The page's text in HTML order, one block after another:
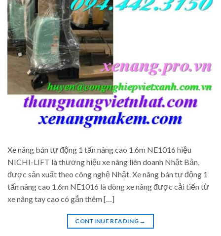
Xe nâng bán tự động 1 tấn nâng cao 1.6m NE1016 hiệu
NICHI-LIFT là thương hiệu xe nâng liên doanh Nhật Bản,
được sản xuất theo công nghệ Nhật. Xe nâng bán tự động 1
tấn nâng cao 1.6m NE1016 là dòng xe nâng được cải tiến từ
xe nâng tay cao có gắn thêm […]
CONTINUE READING →